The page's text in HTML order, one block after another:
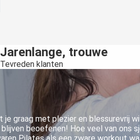
Jarenlange, trouwe
Tevreden klanten
graag met plezier en blessurevrij
beoefenen! Hoe veel van ons